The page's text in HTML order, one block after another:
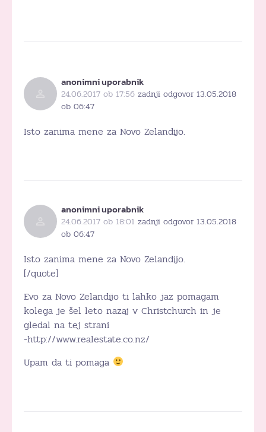
anonimni uporabnik
24.06.2017 ob 17:56 zadnji odgovor 13.05.2018
ob 06:47
Isto zanima mene za Novo Zelandijo.
anonimni uporabnik
24.06.2017 ob 18:01 zadnji odgovor 13.05.2018
ob 06:47
Isto zanima mene za Novo Zelandijo.
[/quote]
Evo za Novo Zelandijo ti lahko jaz pomagam
kolega je šel leto nazaj v Christchurch in je
gledal na tej strani
-http://www.realestate.co.nz/
Upam da ti pomaga